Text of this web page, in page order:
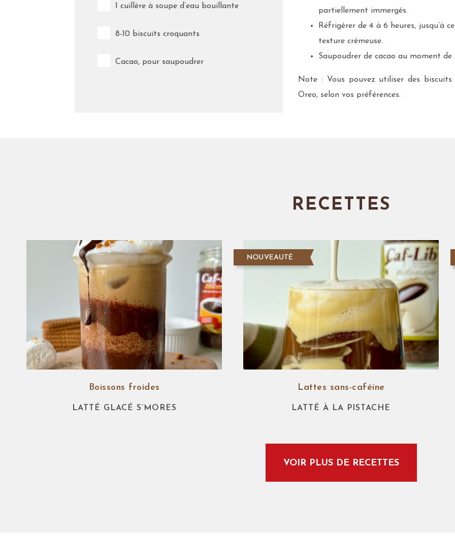
1 cuillère à soupe d’eau bouillante
8-10 biscuits croquants
Cacao, pour saupoudrer
partiellement immergés.
Réfrigérer de 4 à 6 heures, jusqu’à
texture crémeuse.
Saupoudrer de cacao au moment de
Note : Vous pouvez utiliser des
Oreo, selon vos préférences.
RECETTES
Boissons froides
LATTÉ GLACÉ S’MORES
NOUVEAUTÉ
Lattes sans-caféine
LATTÉ À LA PISTACHE
VOIR PLUS DE RECETTES